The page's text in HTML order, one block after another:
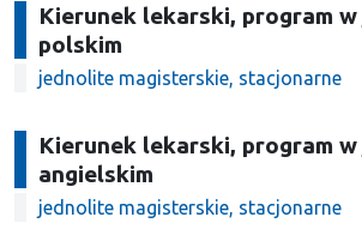
Kierunek lekarski, program
polskim
jednolite magisterskie, stacjonarne
Kierunek lekarski, program
angielskim
jednolite magisterskie, stacjonarne